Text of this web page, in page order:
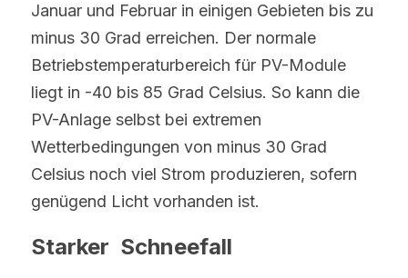
Januar und Februar in einigen Gebieten bis zu
minus 30 Grad erreichen. Der normale
Betriebstemperaturbereich für PV-Module
liegt in -40 bis 85 Grad Celsius. So kann die
PV-Anlage selbst bei extremen
Wetterbedingungen von minus 30 Grad
Celsius noch viel Strom produzieren, sofern
genügend Licht vorhanden ist.
Starker Schneefall